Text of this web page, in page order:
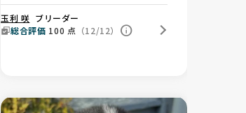
玉利 咲 ブリーダー
総合評価 100 点 （12/12）